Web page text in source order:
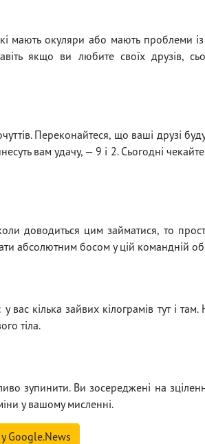
мають окуляри або мають проблеми
якщо ви любите своїх друзів,
Переконайтеся, що ваші друзі
вам удачу, — 9 і 2. Сьогодні
доводиться цим займатися, то
абсолютним босом у цій командній
кілька зайвих кілограмів тут і
тіла.
зупинити. Ви зосереджені на
у вашому мисленні.
Google.News